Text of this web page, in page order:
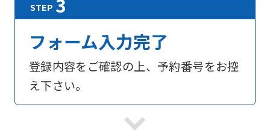
フォーム入力完了
登録内容をご確認の上、予約番号をお控
え下さい。